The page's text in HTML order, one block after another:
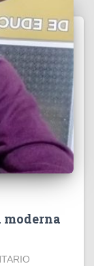
moderna